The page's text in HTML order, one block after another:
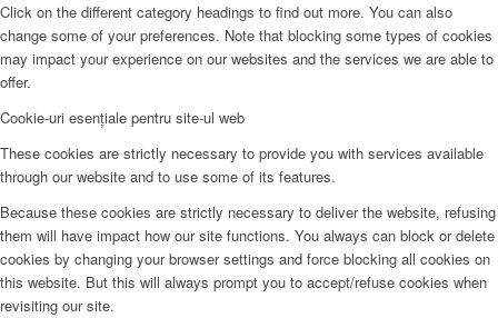
Click on the different category headings to find out more. You can also
change some of your preferences. Note that blocking some types of cookies
may impact your experience on our websites and the services we are able to
offer.
Cookie-uri esențiale pentru site-ul web
These cookies are strictly necessary to provide you with services available
through our website and to use some of its features.
Because these cookies are strictly necessary to deliver the website, refusing
them will have impact how our site functions. You always can block or delete
cookies by changing your browser settings and force blocking all cookies on
this website. But this will always prompt you to accept/refuse cookies when
revisiting our site.